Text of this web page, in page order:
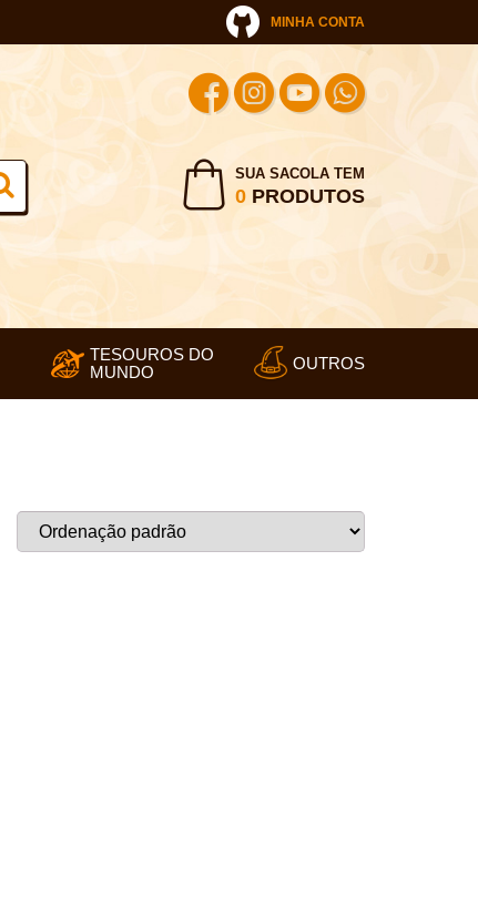
MINHA CONTA
SUA SACOLA TEM
0PRODUTOS
TESOUROS DO
MUNDO
OUTROS